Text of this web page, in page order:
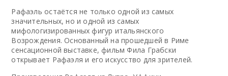
Рафаэль остаётся не только одной из самых
значительных, но и одной из самых
мифологизированных фигур итальянского
Возрождения. Основанный на прошедшей в Риме
сенсационной выставке, фильм Фила Грабски
открывает Рафаэля и его искусство для зрителей.